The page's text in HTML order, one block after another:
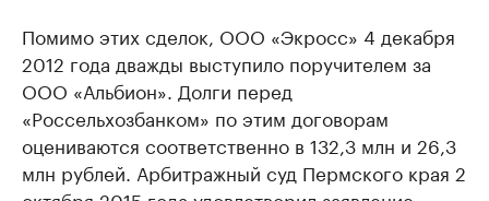
Помимо этих сделок, ООО «Экросс» 4 декабря
2012 года дважды выступило поручителем за
ООО «Альбион». Долги перед
«Россельхозбанком» по этим договорам
оцениваются соответственно в 132,3 млн и 26,3
млн рублей. Арбитражный суд Пермского края 2